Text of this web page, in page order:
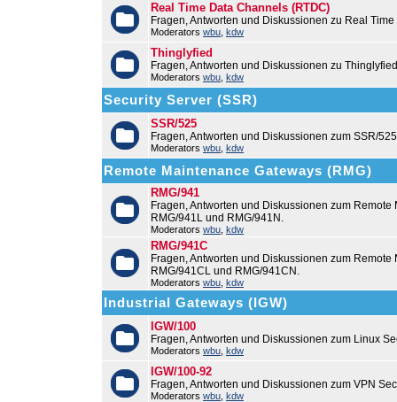
Real Time Data Channels (RTDC)
Fragen, Antworten und Diskussionen zu Real
Moderators wbu kdw
Thinglyfied
Fragen, Antworten und Diskussionen zu Thinglyfied
Moderators wbu kdw
Security Server (SSR)
SSR/525
Fragen, Antworten und Diskussionen zum SSR/525
Moderators wbu kdw
Remote Maintenance Gateways (RMG)
RMG/941
Fragen, Antworten und Diskussionen zum
RMG/941L und RMG/941N.
Moderators wbu kdw
RMG/941C
Fragen, Antworten und Diskussionen zum
RMG/941CL und RMG/941CN.
Moderators wbu kdw
Industrial Gateways (IGW)
IGW/100
Fragen, Antworten und Diskussionen zum Linux
Moderators wbu kdw
IGW/100-92
Fragen, Antworten und Diskussionen zum VPN
Moderators wbu kdw